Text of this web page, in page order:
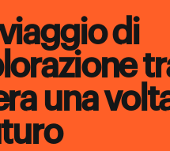
di
una